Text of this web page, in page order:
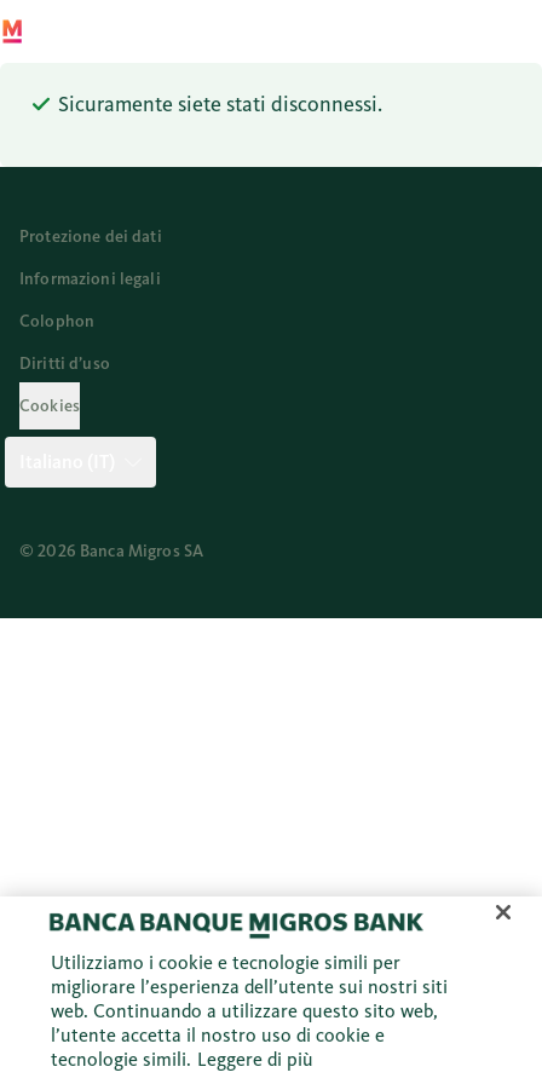
Sicuramente siete stati disconnessi.
Protezione dei dati
Informazioni legali
Colophon
Diritti d’uso
Cookies
© 2026 Banca Migros SA
Utilizziamo i cookie e tecnologie simili per
migliorare l’esperienza dell’utente sui nostri siti
web. Continuando a utilizzare questo sito web,
l’utente accetta il nostro uso di cookie e
tecnologie simili. Leggere di più